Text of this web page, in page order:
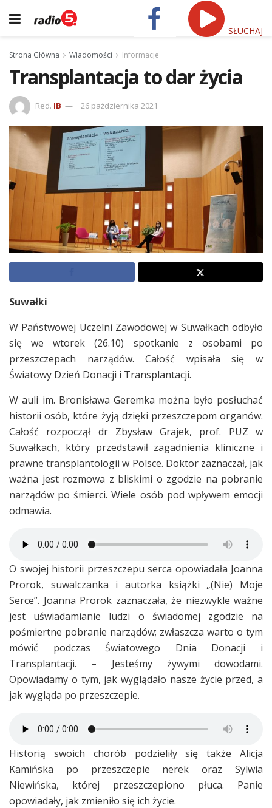
SŁUCHAJ
Strona Główna Wiadomości Informacje
Transplantacja to dar życia
Red. IB 26 października 2021
Suwałki
W Państwowej Uczelni Zawodowej w Suwałkach odbyło
się we wtorek (26.10) spotkanie z osobami po
przeszczepach narządów. Całość wpisała się w
Światowy Dzień Donacji i Transplantacji.
W auli im. Bronisława Geremka można było posłuchać
historii osób, które żyją dzięki przeszczepom organów.
Całość rozpoczął dr Zbysław Grajek, prof. PUZ w
Suwałkach, który przedstawił zagadnienia kliniczne i
prawne transplantologii w Polsce. Doktor zaznaczał, jak
ważna jest rozmowa z bliskimi o zgodzie na pobranie
narządów po śmierci. Wiele osób pod wpływem emocji
odmawia.
O swojej historii przeszczepu serca opowiadała Joanna
Prorok, suwalczanka i autorka książki „(Nie) Moje
Serce”. Joanna Prorok zaznaczała, że niezwykle ważne
jest uświadamianie ludzi o świadomej zgodzie na
pośmiertne pobranie narządów; zwłaszcza warto o tym
mówić podczas Światowego Dnia Donacji i
Transplantacji. – Jesteśmy żywymi dowodami.
Opowiadamy o tym, jak wyglądało nasze życie przed, a
jak wygląda po przeszczepie.
Historią swoich chorób podzieliły się także Alicja
Kamińska po przeszczepie nerek oraz Sylwia
Niewińska, której przeszczepiono płuca. Panie
opowiadały, jak zmieniło się ich życie.